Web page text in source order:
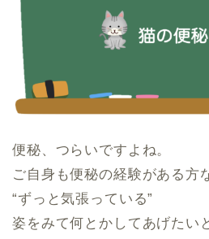
便秘、つらいですよね。
ご自身も便秘の経験がある方
“ずっと気張っている”
姿をみて何とかしてあげたい